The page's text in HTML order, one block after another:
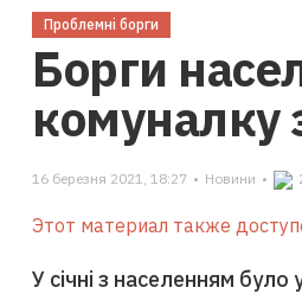
Проблемні борги
Борги
комуналку
16 березня 2021, 18:27 • Новини •
Этот материал также
У січні з населенням